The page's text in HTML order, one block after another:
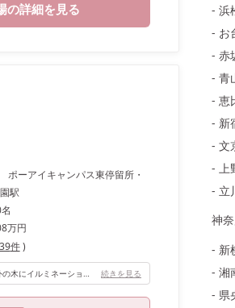
浜
お
赤
青
恵
新
文
上
立
神
新
湘
県
の詳細を見る
ーアイキャンパス東停留所・
駅
万円
件)
高砂の側が海際で、外の木にイルミネーションがされておりキラキラしていてナイトウェディングならではのオシャレな空間演出ができます！ 続きを見る